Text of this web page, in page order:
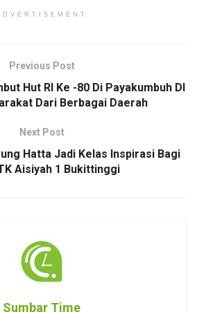
Previous Post
Hut RI Ke -80 Di Payakumbuh DI
Dari Berbagai Daerah
Next Post
Hatta Jadi Kelas Inspirasi Bagi
Aisiyah 1 Bukittinggi
Sumbar Time